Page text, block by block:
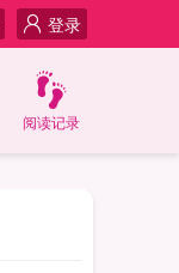
登录
阅读记录